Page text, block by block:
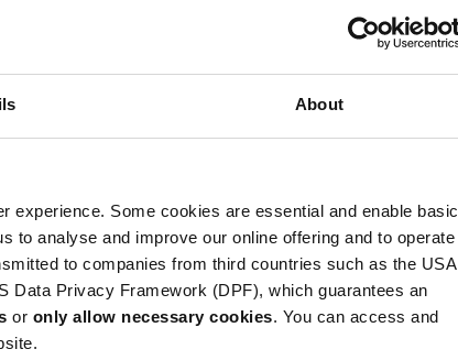
About
Some cookies are essential and enable basic
to analyse and improve our online offering and to operate
to companies from third countries such as the USA
Data Privacy Framework (DPF), which guarantees an
or only allow necessary cookies. You can access and